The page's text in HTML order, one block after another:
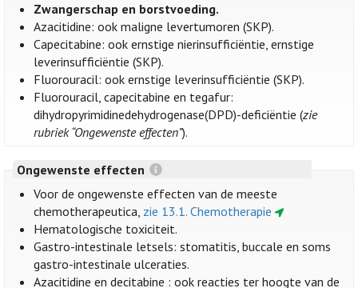
Zwangerschap en borstvoeding.
Azacitidine: ook maligne levertumoren (SKP).
Capecitabine: ook ernstige nierinsufficiëntie, ernstige
leverinsufficiëntie (SKP).
Fluorouracil: ook ernstige leverinsufficiëntie (SKP).
Fluorouracil, capecitabine en tegafur:
dihydropyrimidinedehydrogenase(DPD)-deficiëntie (zie
rubriek “Ongewenste effecten”).
Ongewenste effecten
Voor de ongewenste effecten van de meeste
chemotherapeutica, zie 13.1. Chemotherapie
Hematologische toxiciteit.
Gastro-intestinale letsels: stomatitis, buccale en soms
gastro-intestinale ulceraties.
Azacitidine en decitabine : ook reacties ter hoogte van de